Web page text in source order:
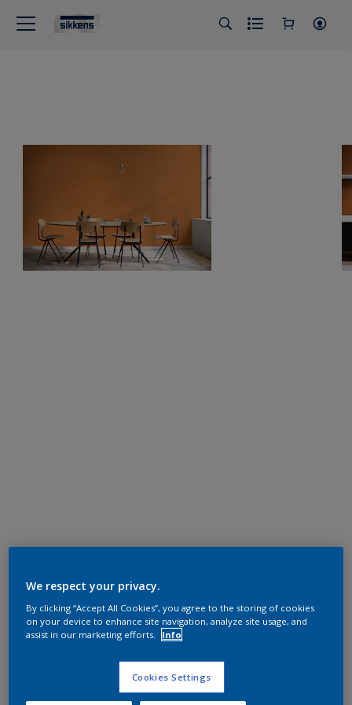
We respect your privacy.
By clicking “Accept All Cookies”, you agree to the storing of cookies
on your device to enhance site navigation, analyze site usage, and
assist in our marketing efforts.
Info
Cookies Settings